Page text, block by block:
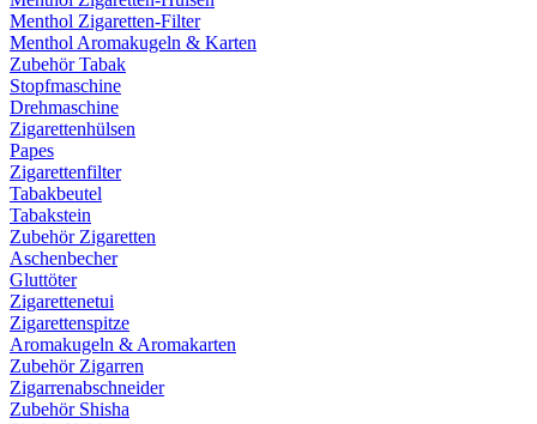
Menthol Zigaretten-Filter
Menthol Aromakugeln & Karten
Zubehör Tabak
Stopfmaschine
Drehmaschine
Zigarettenhülsen
Papes
Zigarettenfilter
Tabakbeutel
Tabakstein
Zubehör Zigaretten
Aschenbecher
Gluttöter
Zigarettenetui
Zigarettenspitze
Aromakugeln & Aromakarten
Zubehör Zigarren
Zigarrenabschneider
Zubehör Shisha